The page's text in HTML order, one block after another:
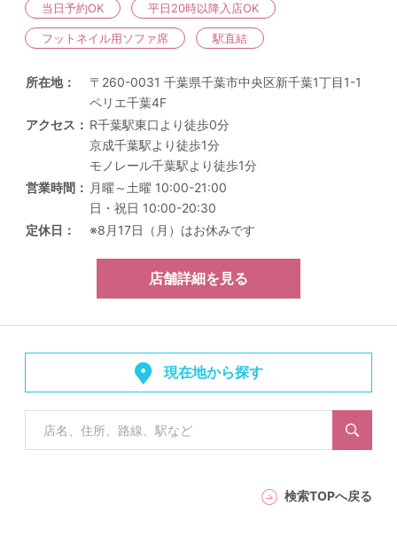
当日予約OK 平日20時以降入店OK
フットネイル用ソファ席 駅直結
所在地
〒260-0031 千葉県千葉市中央区新千葉1丁目1-1
ペリエ千葉4F
アクセス
R千葉駅東口より徒歩0分
京成千葉駅より徒歩1分
モノレール千葉駅より徒歩1分
営業時間
月曜～土曜 10:00-21:00
日・祝日 10:00-20:30
定休日
※8月17日（月）はお休みです
店舗詳細を見る
現在地から探す
検索TOPへ戻る